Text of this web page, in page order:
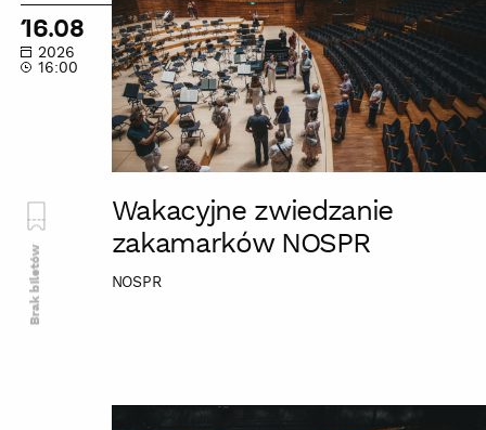
zakamarków
NOSPR
16.08
2026
16:00
Wakacyjne zwiedzanie
zakamarków NOSPR
NOSPR
Brak biletów